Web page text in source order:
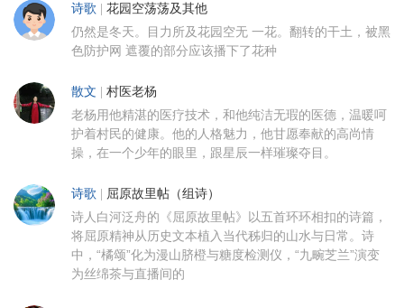
诗歌 | 花园空荡荡及其他
仍然是冬天。目力所及花园空无 一花。翻转的干土，被黑
色防护网 遮覆的部分应该播下了花种
散文 | 村医老杨
老杨用他精湛的医疗技术，和他纯洁无瑕的医德，温暖呵
护着村民的健康。他的人格魅力，他甘愿奉献的高尚情
操，在一个少年的眼里，跟星辰一样璀璨夺目。
诗歌 | 屈原故里帖（组诗）
诗人白河泛舟的《屈原故里帖》以五首环环相扣的诗篇，
将屈原精神从历史文本植入当代秭归的山水与日常。诗
中，“橘颂”化为漫山脐橙与糖度检测仪，“九畹芝兰”演变
为丝绵茶与直播间的